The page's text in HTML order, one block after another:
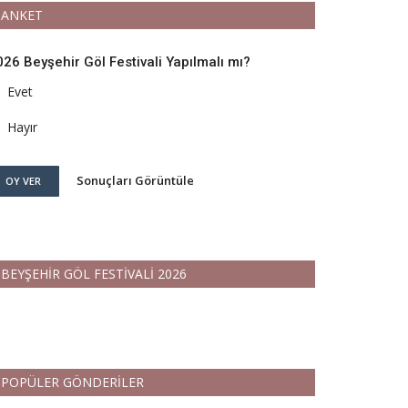
ANKET
Beyşehir Göl Festivali Yapılmalı mı?
Evet
Hayır
OY VER Sonuçları Görüntüle
BEYŞEHİR GÖL FESTİVALİ 2026
POPÜLER GÖNDERİLER